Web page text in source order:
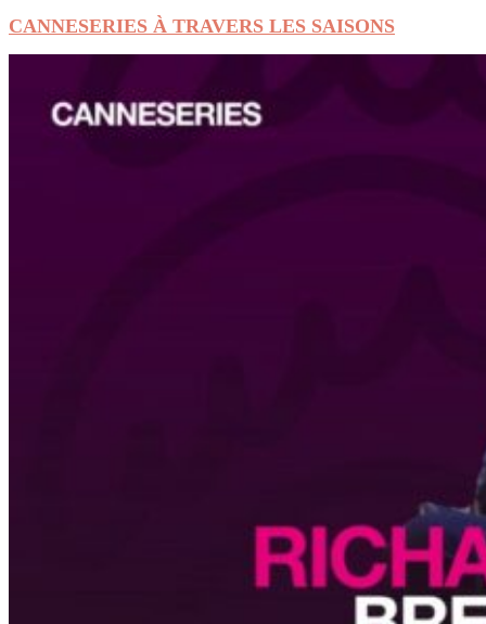
CANNESERIES À TRAVERS LES SAISONS